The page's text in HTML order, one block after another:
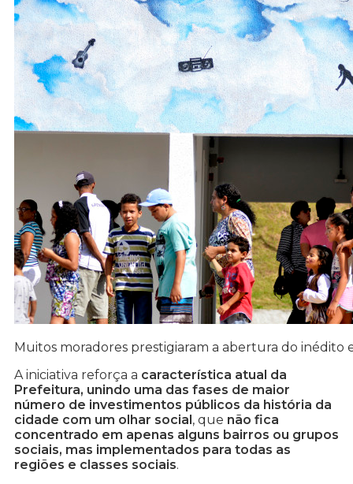
Muitos moradores prestigiaram a abertura do inédito
A iniciativa reforça a característica atual da
Prefeitura, unindo uma das fases de maior
número de investimentos públicos da história da
cidade com um olhar social, que não fica
concentrado em apenas alguns bairros ou grupos
sociais, mas implementados para todas as
regiões e classes sociais.